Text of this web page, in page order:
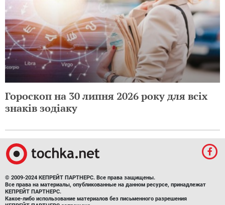
Гороскоп на 30 липня 2026 року для всіх
знаків зодіаку
© 2009-2024 КЕПРЕЙТ ПАРТНЕРС. Все права защищены.
Все права на материалы, опубликованные на данном ресурсе, принадлежат
КЕПРЕЙТ ПАРТНЕРС.
Какое-либо использование материалов без письменного разрешения